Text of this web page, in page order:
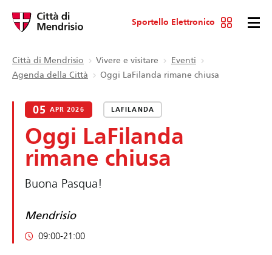
Sportello Elettronico
Città di Mendrisio Vivere e visitare
Eventi
Agenda della Città
Oggi LaFilanda rimane chiusa
05 APR 2026 LAFILANDA
Oggi LaFilanda
rimane chiusa
Buona Pasqua!
Mendrisio
09:00-21:00